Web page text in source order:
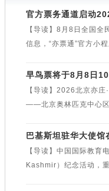
官方票务通道启动
【导读】8月8日全国
信息，“亦票通”官方小
早鸟票将于8月8日
【导读】2026北京亦
——北京奥林匹克中心
巴基斯坦驻华大使
【导读】中国国际教
Kashmir）纪念活动，